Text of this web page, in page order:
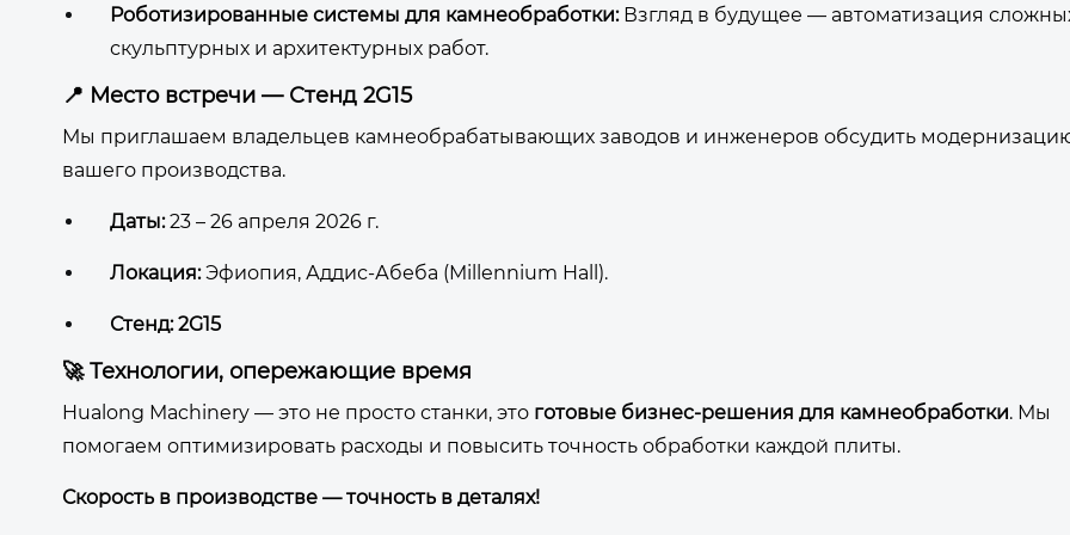
Роботизированные системы для камнеобработки:Взгляд в будущее — автоматизация
скульптурных и архитектурных работ.
📍 Место встречи — Стенд 2G15
Мы приглашаем владельцев камнеобрабатывающих заводов и инженеров обсудить
вашего производства.
Даты:23 – 26 апреля 2026 г.
Локация:Эфиопия, Аддис-Абеба (Millennium Hall).
Стенд: 2G15
🚀 Технологии, опережающие время
Hualong Machinery — это не просто станки, это готовые бизнес-решения для камнеобработки. Мы
помогаем оптимизировать расходы и повысить точность обработки каждой плиты.
Скорость в производстве — точность в деталях!